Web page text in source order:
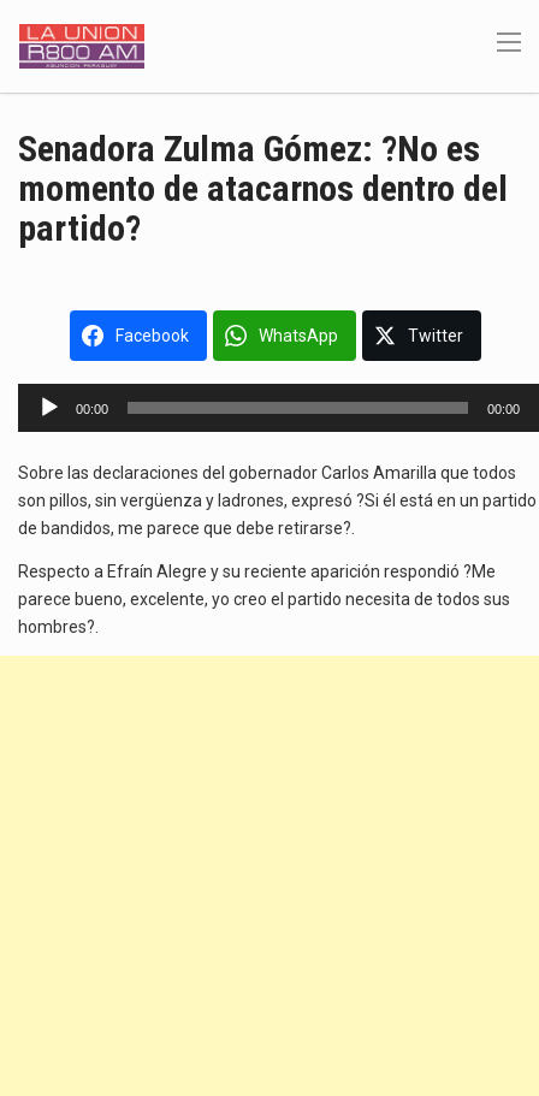
Senadora Zulma Gómez: ?No es
momento de atacarnos dentro del
partido?
Facebook WhatsApp Twitter
Reproductor
00:00 00:00
Sobre las declaraciones del gobernador Carlos Amarilla que todos
son pillos, sin vergüenza y ladrones, expresó ?Si él está en un partido
de bandidos, me parece que debe retirarse?.
Respecto a Efraín Alegre y su reciente aparición respondió ?Me
parece bueno, excelente, yo creo el partido necesita de todos sus
hombres?.